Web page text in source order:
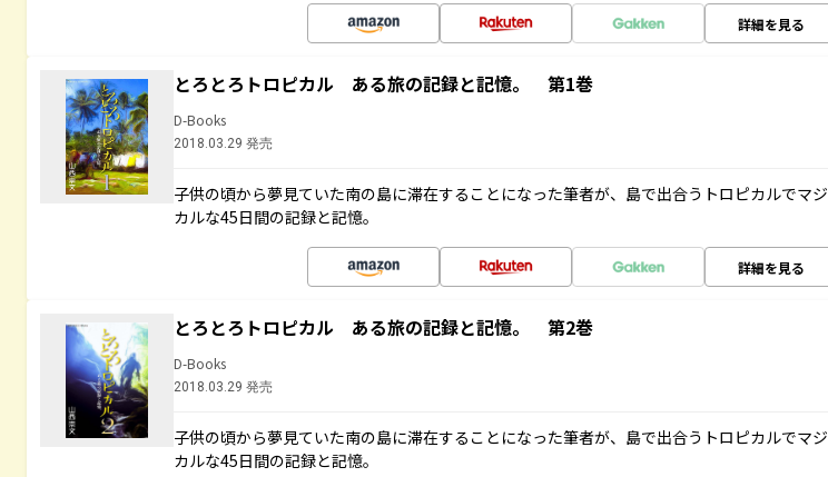
詳細を見る
とろとろトロピカル ある旅の記録と記憶。 第1巻
D-Books
2018.03.29 発売
子供の頃から夢見ていた南の島に滞在することになった筆者が、島で出合うトロピカルでマジ
カルな45日間の記録と記憶。
詳細を見る
とろとろトロピカル ある旅の記録と記憶。 第2巻
D-Books
2018.03.29 発売
子供の頃から夢見ていた南の島に滞在することになった筆者が、島で出合うトロピカルでマジ
カルな45日間の記録と記憶。